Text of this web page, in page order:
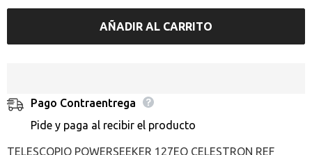
}}&quot;
}}&quot;
AÑADIR AL CARRITO
Pago Contraentrega
Pide y paga al recibir el producto
TELESCOPIO POWERSEEKER 127EQ CELESTRON REF